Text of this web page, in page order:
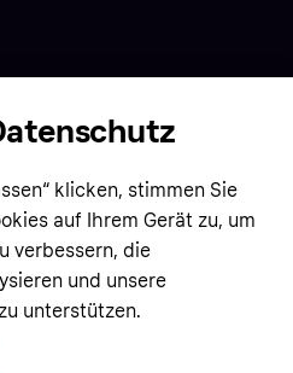
klicken, stimmen Sie
auf Ihrem Gerät zu, um
verbessern, die
und unsere
unterstützen.